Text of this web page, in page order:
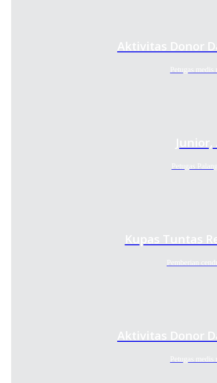
Aktivitas Donor
Petugas
Petugas
Kupas Tuntas
Pemberian
Aktivitas Donor
Petugas